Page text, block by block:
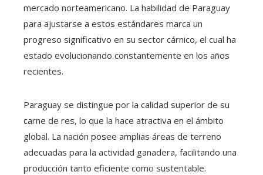
mercado norteamericano. La habilidad de Paraguay
para ajustarse a estos estándares marca un
progreso significativo en su sector cárnico, el cual ha
estado evolucionando constantemente en los años
recientes.
Paraguay se distingue por la calidad superior de su
carne de res, lo que la hace atractiva en el ámbito
global. La nación posee amplias áreas de terreno
adecuadas para la actividad ganadera, facilitando una
producción tanto eficiente como sustentable.